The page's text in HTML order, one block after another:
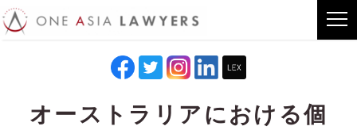
オーストラリアにおける個